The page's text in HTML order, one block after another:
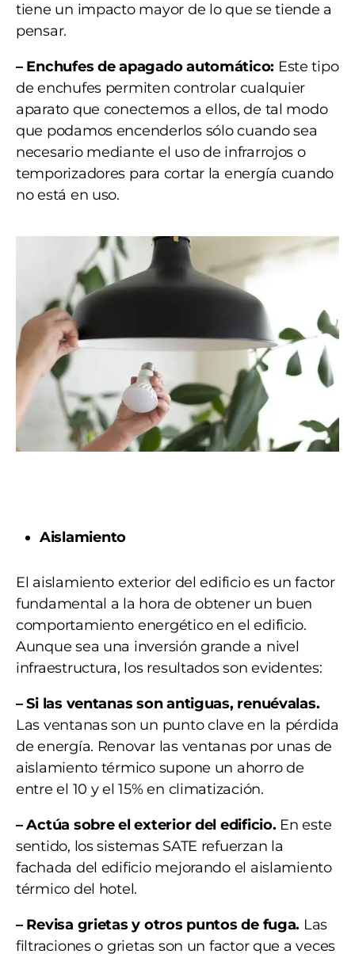
tiene un impacto mayor de lo que se tiende a
pensar.
– Enchufes de apagado automático: Este tipo
de enchufes permiten controlar cualquier
aparato que conectemos a ellos, de tal modo
que podamos encenderlos sólo cuando sea
necesario mediante el uso de infrarrojos o
temporizadores para cortar la energía cuando
no está en uso.
Aislamiento
El aislamiento exterior del edificio es un factor
fundamental a la hora de obtener un buen
comportamiento energético en el edificio.
Aunque sea una inversión grande a nivel
infraestructura, los resultados son evidentes:
– Si las ventanas son antiguas, renuévalas.
Las ventanas son un punto clave en la pérdida
de energía. Renovar las ventanas por unas de
aislamiento térmico supone un ahorro de
entre el 10 y el 15% en climatización.
– Actúa sobre el exterior del edificio. En este
sentido, los sistemas SATE refuerzan la
fachada del edificio mejorando el aislamiento
térmico del hotel.
– Revisa grietas y otros puntos de fuga. Las
filtraciones o grietas son un factor que a veces